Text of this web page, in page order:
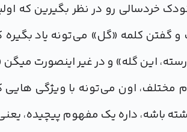
خردسالی رو در نظر بگیرین که
و گفتن کلمه «گل» می‌تونه یاد
این گله» و در غیر اینصورت
مختلف، اون می‌تونه با ویژگی
باشه، داره یک مفهوم پیچیده،